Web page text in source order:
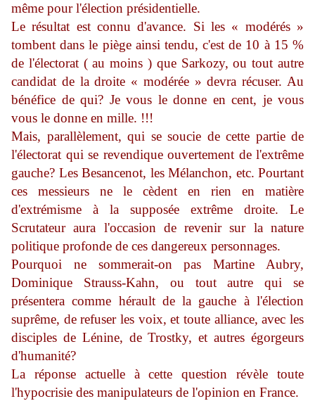
même pour l'élection présidentielle.
Le résultat est connu d'avance. Si les « modérés »
tombent dans le piège ainsi tendu, c'est de 10 à 15 %
de l'électorat ( au moins ) que Sarkozy, ou tout autre
candidat de la droite « modérée » devra récuser. Au
bénéfice de qui? Je vous le donne en cent, je vous
vous le donne en mille. !!!
Mais, parallèlement, qui se soucie de cette partie de
l'électorat qui se revendique ouvertement de l'extrême
gauche? Les Besancenot, les Mélanchon, etc. Pourtant
ces messieurs ne le cèdent en rien en matière
d'extrémisme à la supposée extrême droite. Le
Scrutateur aura l'occasion de revenir sur la nature
politique profonde de ces dangereux personnages.
Pourquoi ne sommerait-on pas Martine Aubry,
Dominique Strauss-Kahn, ou tout autre qui se
présentera comme hérault de la gauche à l'élection
suprême, de refuser les voix, et toute alliance, avec les
disciples de Lénine, de Trostky, et autres égorgeurs
d'humanité?
La réponse actuelle à cette question révèle toute
l'hypocrisie des manipulateurs de l'opinion en France.